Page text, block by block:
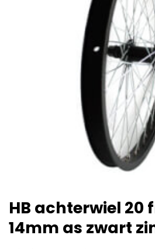
HB achterwiel 20
14mm as zwart